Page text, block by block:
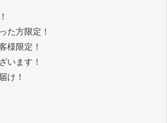
方限定！
様限定！
います！
け！